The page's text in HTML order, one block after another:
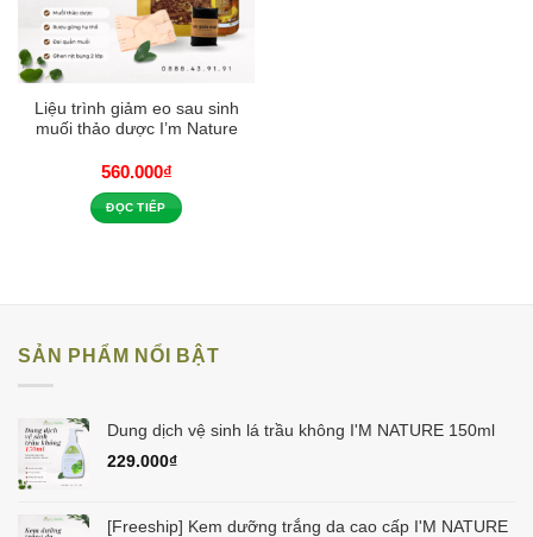
Liệu trình giảm eo sau sinh
muối thảo dược I’m Nature
560.000₫
ĐỌC TIẾP
SẢN PHẨM NỔI BẬT
Dung dịch vệ sinh lá trầu không I'M NATURE 150ml
229.000₫
[Freeship] Kem dưỡng trắng da cao cấp I'M NATURE